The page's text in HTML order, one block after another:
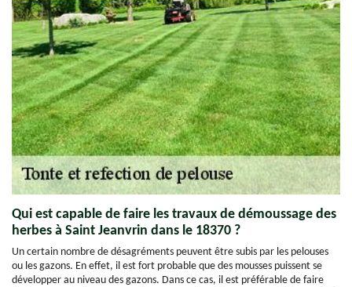
Qui est capable de faire les travaux de démoussage des
herbes à Saint Jeanvrin dans le 18370 ?
Un certain nombre de désagréments peuvent être subis par les pelouses
ou les gazons. En effet, il est fort probable que des mousses puissent se
développer au niveau des gazons. Dans ce cas, il est préférable de faire